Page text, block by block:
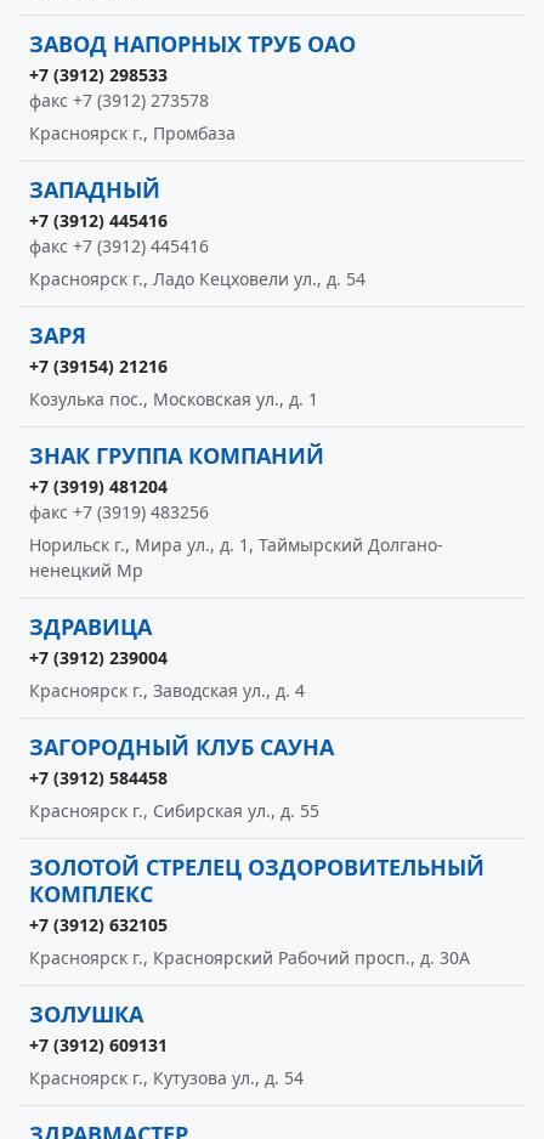
ЗАВОД НАПОРНЫХ ТРУБ ОАО
+7 (3912) 298533
факс +7 (3912) 273578
Красноярск г., Промбаза
ЗАПАДНЫЙ
+7 (3912) 445416
факс +7 (3912) 445416
Красноярск г., Ладо Кецховели ул., д. 54
ЗАРЯ
+7 (39154) 21216
Козулька пос., Московская ул., д. 1
ЗНАК ГРУППА КОМПАНИЙ
+7 (3919) 481204
факс +7 (3919) 483256
Норильск г., Мира ул., д. 1, Таймырский Долгано-
ненецкий Мр
ЗДРАВИЦА
+7 (3912) 239004
Красноярск г., Заводская ул., д. 4
ЗАГОРОДНЫЙ КЛУБ САУНА
+7 (3912) 584458
Красноярск г., Сибирская ул., д. 55
ЗОЛОТОЙ СТРЕЛЕЦ ОЗДОРОВИТЕЛЬНЫЙ
КОМПЛЕКС
+7 (3912) 632105
Красноярск г., Красноярский Рабочий просп., д. 30А
ЗОЛУШКА
+7 (3912) 609131
Красноярск г., Кутузова ул., д. 54